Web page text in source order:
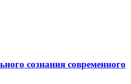
сознания современного